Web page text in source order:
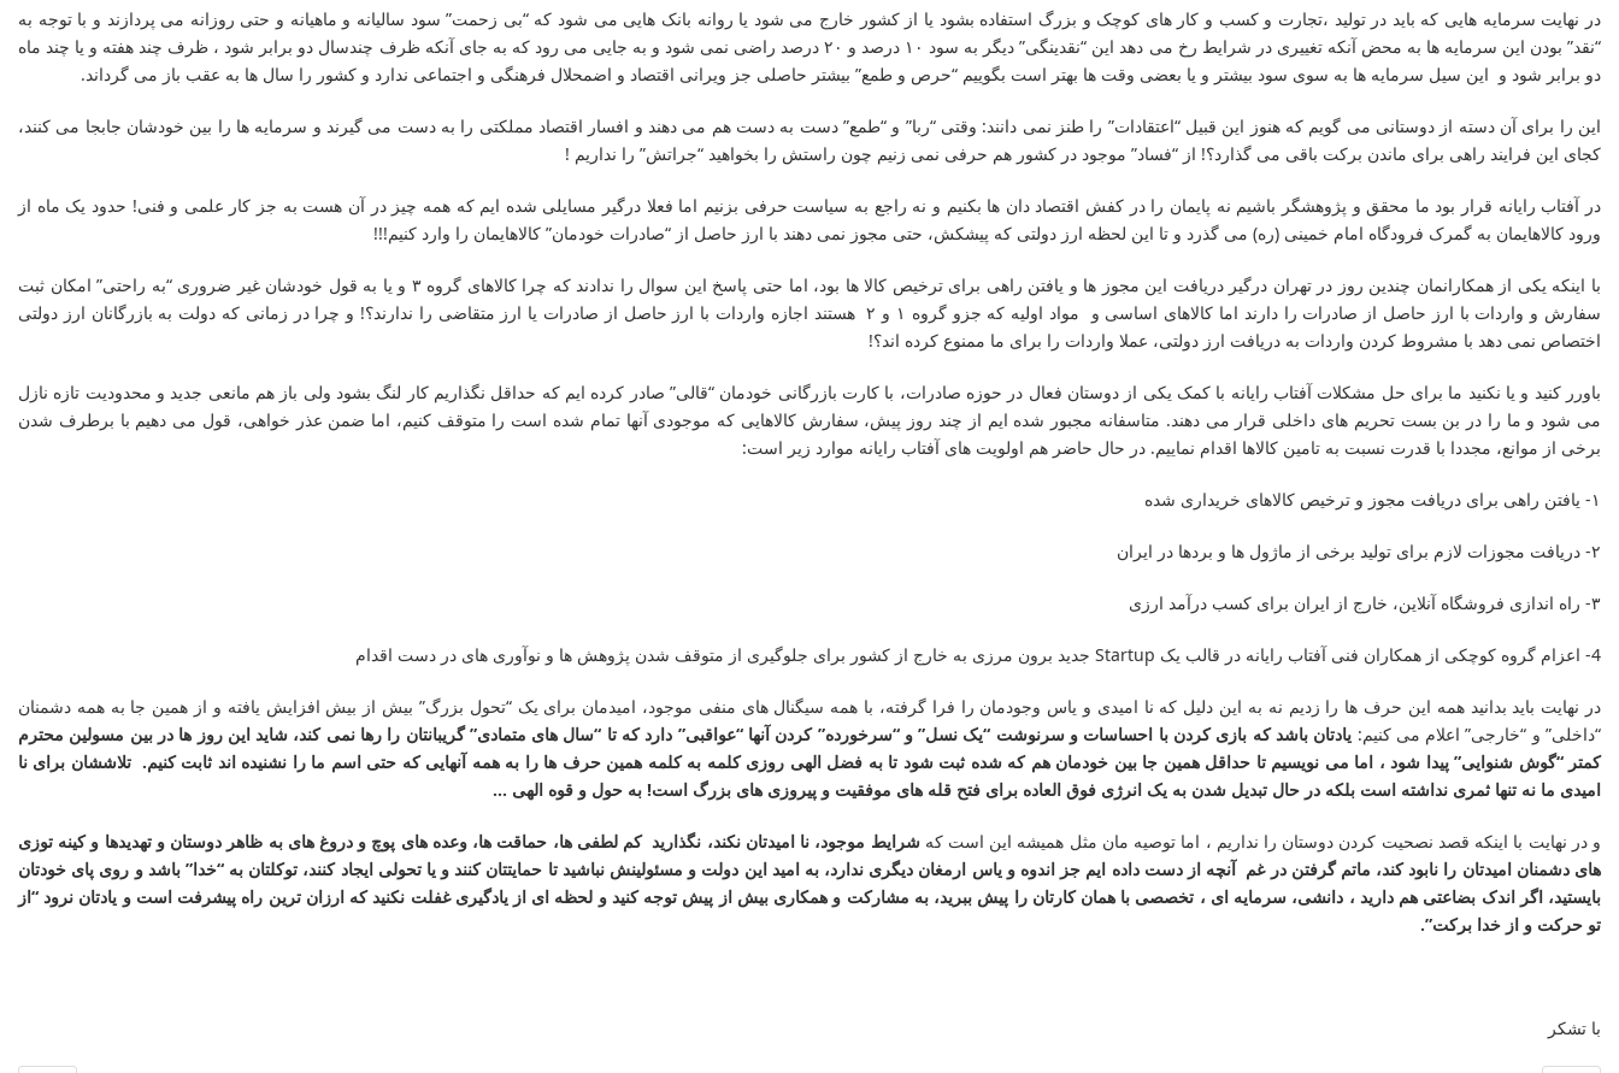
در نهایت سرمایه هایی که باید در تولید ،تجارت و کسب و کار های کوچک و بزرگ استفاده بشود یا از کشور خارج می شود یا روانه بانک هایی می شود که “بی زحمت” سود سالیانه و ماهیانه و حتی روزانه می پردازند و با توجه به
“نقد” بودن این سرمایه ها به محض آنکه تغییری در شرایط رخ می دهد این “نقدینگی” دیگر به سود ۱۰ درصد و ۲۰ درصد راضی نمی شود و به جایی می رود که به جای آنکه ظرف چندسال دو برابر شود ، ظرف چند هفته و یا چند ماه
دو برابر شود و این سیل سرمایه ها به سوی سود بیشتر و یا بعضی وقت ها بهتر است بگوییم “حرص و طمع” بیشتر حاصلی جز ویرانی اقتصاد و اضمحلال فرهنگی و اجتماعی ندارد و کشور را سال ها به عقب باز می گرداند.
این را برای آن دسته از دوستانی می گویم که هنوز این قبیل “اعتقادات” را طنز نمی دانند: وقتی “ربا” و “طمع” دست به دست هم می دهند و افسار اقتصاد مملکتی را به دست می گیرند و سرمایه ها را بین خودشان جابجا می کنند،
کجای این فرایند راهی برای ماندن برکت باقی می گذارد؟! از “فساد” موجود در کشور هم حرفی نمی زنیم چون راستش را بخواهید “جراتش” را نداریم ‍!
در آفتاب رایانه قرار بود ما محقق و پژوهشگر باشیم نه پایمان را در کفش اقتصاد دان ها بکنیم و نه راجع به سیاست حرفی بزنیم اما فعلا درگیر مسایلی شده ایم که همه چیز در آن هست به جز کار علمی و فنی! حدود یک ماه از
ورود کالاهایمان به گمرک فرودگاه امام خمینی (ره) می گذرد و تا این لحظه ارز دولتی که پیشکش، حتی مجوز نمی دهند با ارز حاصل از “صادرات خودمان” کالاهایمان را وارد کنیم!!!
با اینکه یکی از همکارانمان چندین روز در تهران درگیر دریافت این مجوز ها و یافتن راهی برای ترخیص کالا ها بود، اما حتی پاسخ این سوال را ندادند که چرا کالاهای گروه ۳ و یا به قول خودشان غیر ضروری “به راحتی” امکان ثبت
سفارش و واردات با ارز حاصل از صادرات را دارند اما کالاهای اساسی و مواد اولیه که جزو گروه ۱ و ۲ هستند اجازه واردات با ارز حاصل از صادرات یا ارز متقاضی را ندارند؟! و چرا در زمانی که دولت به بازرگانان ارز دولتی
اختصاص نمی دهد با مشروط کردن واردات به دریافت ارز دولتی، عملا واردات را برای ما ممنوع کرده اند؟!
باورر کنید و یا نکنید ما برای حل مشکلات آفتاب رایانه با کمک یکی از دوستان فعال در حوزه صادرات، با کارت بازرگانی خودمان “قالی” صادر کرده ایم که حداقل نگذاریم کار لنگ بشود ولی باز هم مانعی جدید و محدودیت تازه نازل
می شود و ما را در بن بست تحریم های داخلی قرار می دهند. متاسفانه مجبور شده ایم از چند روز پیش، سفارش کالاهایی که موجودی آنها تمام شده است را متوقف کنیم، اما ضمن عذر خواهی، قول می دهیم با برطرف شدن
برخی از موانع، مجددا با قدرت نسبت به تامین کالاها اقدام نماییم. در حال حاضر هم اولویت های آفتاب رایانه موارد زیر است:
۱- یافتن راهی برای دریافت مجوز و ترخیص کالاهای خریداری شده
۲- دریافت مجوزات لازم برای تولید برخی از ماژول ها و بردها در ایران
۳- راه اندازی فروشگاه آنلاین، خارج از ایران برای کسب درآمد ارزی
4- اعزام گروه کوچکی از همکاران فنی آفتاب رایانه در قالب یک Startup جدید برون مرزی به خارج از کشور برای جلوگیری از متوقف شدن پژوهش ها و نوآوری های در دست اقدام
در نهایت باید بدانید همه این حرف ها را زدیم نه به این دلیل که نا امیدی و یاس وجودمان را فرا گرفته، با همه سیگنال های منفی موجود، امیدمان برای یک “تحول بزرگ” بیش از بیش افزایش یافته و از همین جا به همه دشمنان
“داخلی” و “خارجی” اعلام می کنیم: یادتان باشد که بازی کردن با احساسات و سرنوشت “یک نسل” و “سرخورده” کردن آنها “عواقبی” دارد که تا “سال های متمادی” گریبانتان را رها نمی کند، شاید این روز ها در بین مسولین محترم
کمتر “گوش شنوایی” پیدا شود ، اما می نویسیم تا حداقل همین جا بین خودمان هم که شده ثبت شود تا به فضل الهی روزی کلمه به کلمه همین حرف ها را به همه آنهایی که حتی اسم ما را نشنیده اند ثابت کنیم. تلاششان برای نا
امیدی ما نه تنها ثمری نداشته است بلکه در حال تبدیل شدن به یک انرژی فوق العاده برای فتح قله های موفقیت و پیروزی های بزرگ است! به حول و قوه الهی …
و در نهایت با اینکه قصد نصحیت کردن دوستان را نداریم ، اما توصیه مان مثل همیشه این است کهشرایط موجود، نا امیدتان نکند، نگذارید کم لطفی ها، حماقت ها، وعده های پوچ و دروغ های به ظاهر دوستان و تهدیدها و کینه توزی
های دشمنان امیدتان را نابود کند، ماتم گرفتن در غم آنچه از دست داده ایم جز اندوه و یاس ارمغان دیگری ندارد، به امید این دولت و مسئولینش نباشید تا حمایتتان کنند و یا تحولی ایجاد کنند، توکلتان به “خدا” باشد و روی پای خودتان
بایستید، اگر اندک بضاعتی هم دارید ، دانشی، سرمایه ای ، تخصصی با همان کارتان را پیش ببرید، به مشارکت و همکاری بیش از پیش توجه کنید و لحظه ای از یادگیری غفلت نکنید که ارزان ترین راه پیشرفت است و یادتان نرود “از
تو حرکت و از خدا برکت”.
با تشکر